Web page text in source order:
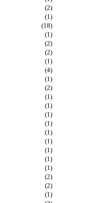
(2)
(1)
(18)
(1)
(2)
(2)
(1)
(4)
(1)
(2)
(1)
(1)
(1)
(1)
(1)
(1)
(1)
(1)
(1)
(2)
(2)
(1)